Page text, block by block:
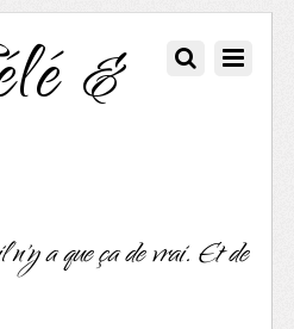
&
n'y a que ça de vrai. Et de